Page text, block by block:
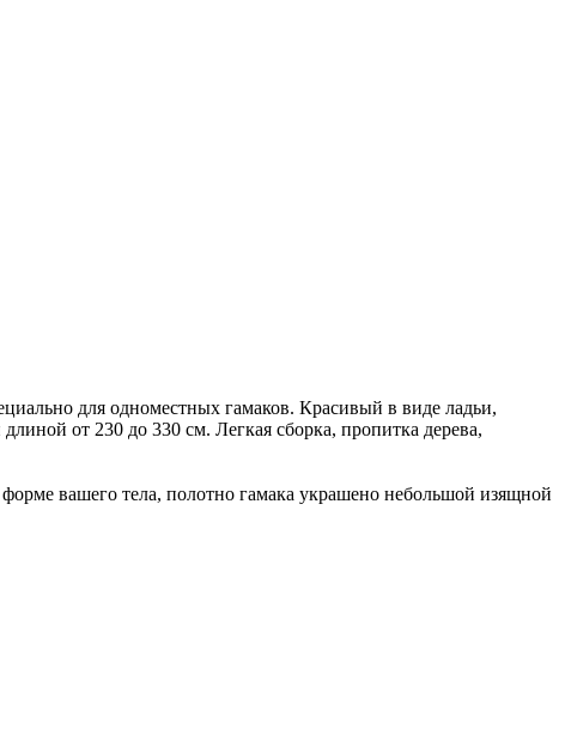
для одноместных гамаков. Красивый в виде ладьи,
от 230 до 330 см. Легкая сборка, пропитка дерева,
вашего тела, полотно гамака украшено небольшой изящной